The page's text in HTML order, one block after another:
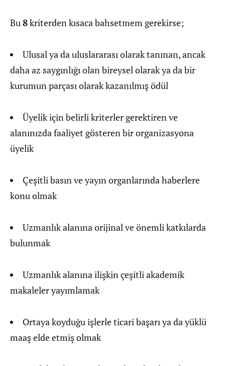
Bu8kriterden kısaca bahsetmem gerekirse;
Ulusal ya da uluslararası olarak tanınan, ancak
daha az saygınlığı olan bireysel olarak ya da bir
kurumun parçası olarak kazanılmış ödül
Üyelik için belirli kriterler gerektiren ve
alanınızda faaliyet gösteren bir organizasyona
üyelik
Çeşitli basın ve yayın organlarında haberlere
konu olmak
Uzmanlık alanına orijinal ve önemli katkılarda
bulunmak
Uzmanlık alanına ilişkin çeşitli akademik
makaleler yayımlamak
Ortaya koyduğu işlerle ticari başarı ya da yüklü
maaş elde etmiş olmak